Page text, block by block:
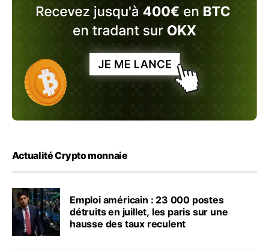
Actualité Crypto monnaie
Emploi américain : 23 000 postes
détruits en juillet, les paris sur une
hausse des taux reculent